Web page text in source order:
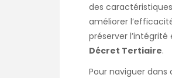
des
améliorer
préserver
Décret Tertiaire.
Pour naviguer